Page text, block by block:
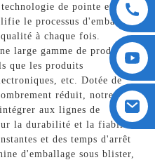
de pointe et de
le processus d'emballage
à chaque fois.
large gamme de produits,
que les produits
etc. Dotée de
réduit, notre
aux lignes de
la durabilité et la fiabilité,
et des temps d'arrêt
d'emballage sous blister,